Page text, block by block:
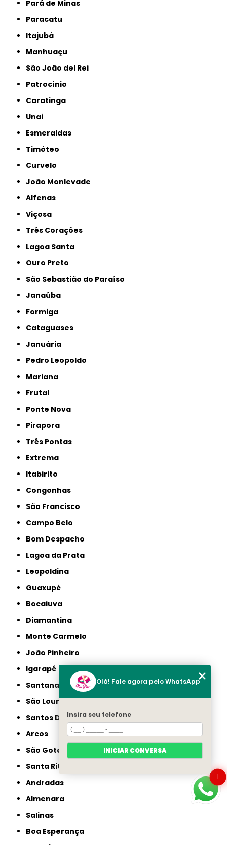
Pará de Minas
Paracatu
Itajubá
Manhuaçu
São João del Rei
Patrocínio
Caratinga
Unaí
Esmeraldas
Timóteo
Curvelo
João Monlevade
Alfenas
Viçosa
Três Corações
Lagoa Santa
Ouro Preto
São Sebastião do Paraíso
Janaúba
Formiga
Cataguases
Januária
Pedro Leopoldo
Mariana
Frutal
Ponte Nova
Pirapora
Três Pontas
Extrema
Itabirito
Congonhas
São Francisco
Campo Belo
Bom Despacho
Lagoa da Prata
Leopoldina
Guaxupé
Bocaiuva
Diamantina
Monte Carmelo
João Pinheiro
Igarapé
Santana do Paraíso
São Lourenço
Santos Dumont
Arcos
São Gotardo
Santa Rita do Sapucaí
Andradas
Almenara
Salinas
Boa Esperança
1
Olá! Fale agora pelo WhatsApp
Insira seu telefone
INICIAR CONVERSA